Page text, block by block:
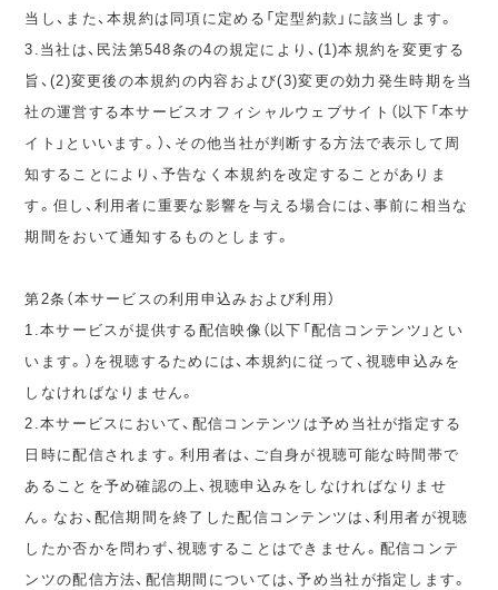
当し、また、本規約は同項に定める「定型約款」に該当します。
3.当社は、民法第548条の4の規定により、(1)本規約を変更する
旨、(2)変更後の本規約の内容および(3)変更の効力発生時期を当
社の運営する本サービスオフィシャルウェブサイト（以下「本サ
イト」といいます。）、その他当社が判断する方法で表示して周
知することにより、予告なく本規約を改定することがありま
す。但し、利用者に重要な影響を与える場合には、事前に相当な
期間をおいて通知するものとします。
第2条（本サービスの利用申込みおよび利用）
1.本サービスが提供する配信映像（以下「配信コンテンツ」とい
います。）を視聴するためには、本規約に従って、視聴申込みを
しなければなりません。
2.本サービスにおいて、配信コンテンツは予め当社が指定する
日時に配信されます。利用者は、ご自身が視聴可能な時間帯で
あることを予め確認の上、視聴申込みをしなければなりませ
ん。なお、配信期間を終了した配信コンテンツは、利用者が視聴
したか否かを問わず、視聴することはできません。配信コンテ
ンツの配信方法、配信期間については、予め当社が指定します。